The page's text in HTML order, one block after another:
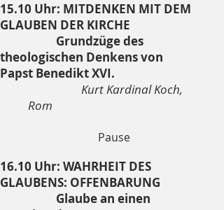
15.10 Uhr: MITDENKEN MIT DEM
GLAUBEN DER KIRCHE
Grundzüge des
theologischen Denkens von
Papst Benedikt XVI.
Kurt Kardinal Koch,
Rom
Pause
16.10 Uhr: WAHRHEIT DES
GLAUBENS: OFFENBARUNG
Glaube an einen